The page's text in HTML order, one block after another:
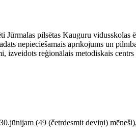
pilsētas Kauguru
nepieciešamais aprīkojums un
reģionālais metodiskais centrs
(49 (četrdesmit deviņi)